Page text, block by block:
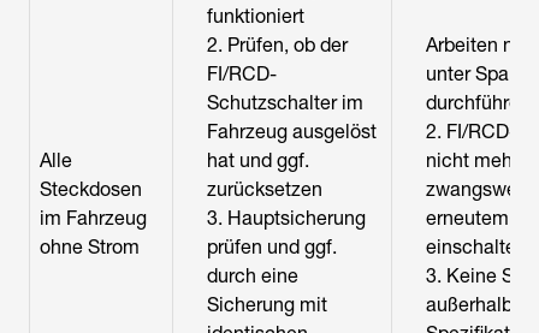
Alle
Steckdosen
im Fahrzeug
ohne Strom
funktioniert
2. Prüfen, ob der
FI/RCD-
Schutzschalter im
Fahrzeug ausgelöst
hat und ggf.
zurücksetzen
3. Hauptsicherung
prüfen und ggf.
durch eine
Sicherung mit
Arbeiten
unter
durchführen
2. FI/RCD-
nicht
erneutem
einschalten
3. Keine
außerhalb